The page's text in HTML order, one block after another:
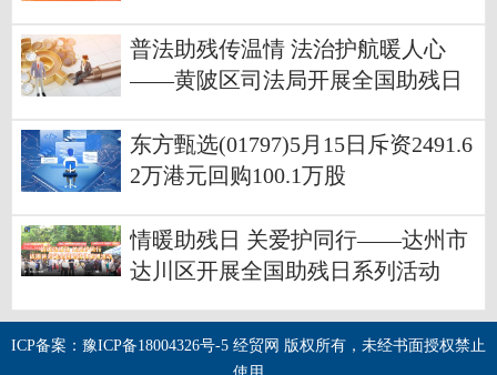
普法助残传温情 法治护航暖人心
——黄陂区司法局开展全国助残日
东方甄选(01797)5月15日斥资2491.6
2万港元回购100.1万股
情暖助残日 关爱护同行——达州市
达川区开展全国助残日系列活动
ICP备案：豫ICP备18004326号-5 经贸网 版权所有，未经书面授权禁止